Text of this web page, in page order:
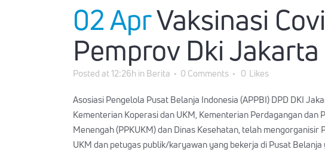
02 AprVaksinasi
Pemprov Dki
Posted at 12:26hinBerita 0 Comments 0 Likes
Asosiasi Pengelola Pusat Belanja Indonesia (APPBI) DPD DKI
Kementerian Koperasi dan UKM, Kementerian Perdagangan
Menengah (PPKUKM) dan Dinas Kesehatan, telah
UKM dan petugas publik/karyawan yang bekerja di Pusat